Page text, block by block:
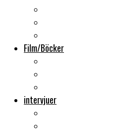
Film/Böcker
intervjuer